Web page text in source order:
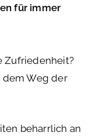
für immer
Zufriedenheit?
dem Weg der
beharrlich an